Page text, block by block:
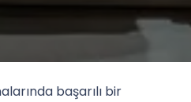
başarılı bir